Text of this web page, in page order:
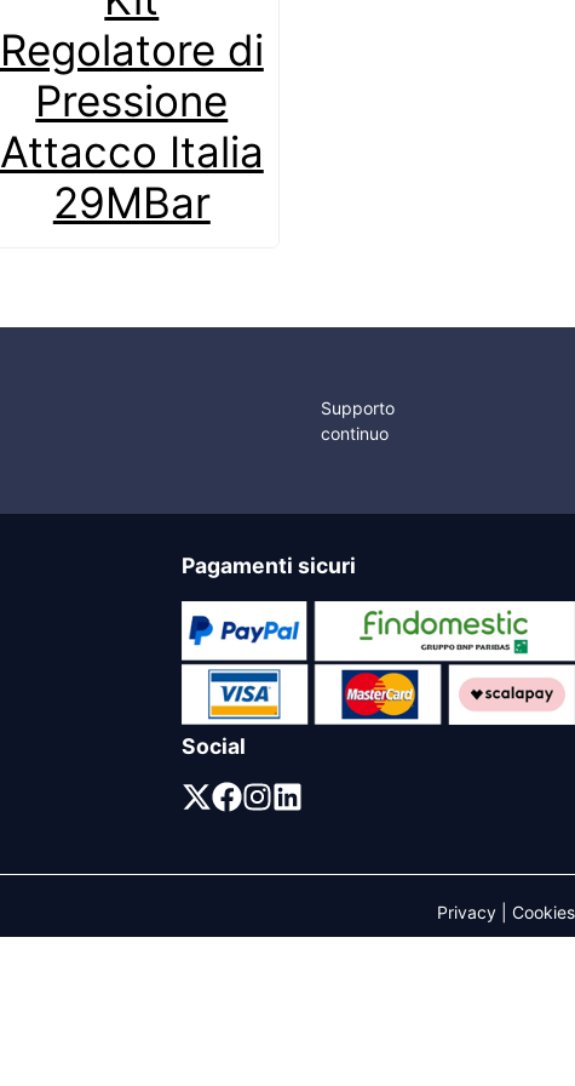
Regolatore di
Pressione
Attacco Italia
29MBar
Supporto
continuo
Pagamenti sicuri
Social
Privacy Cookies